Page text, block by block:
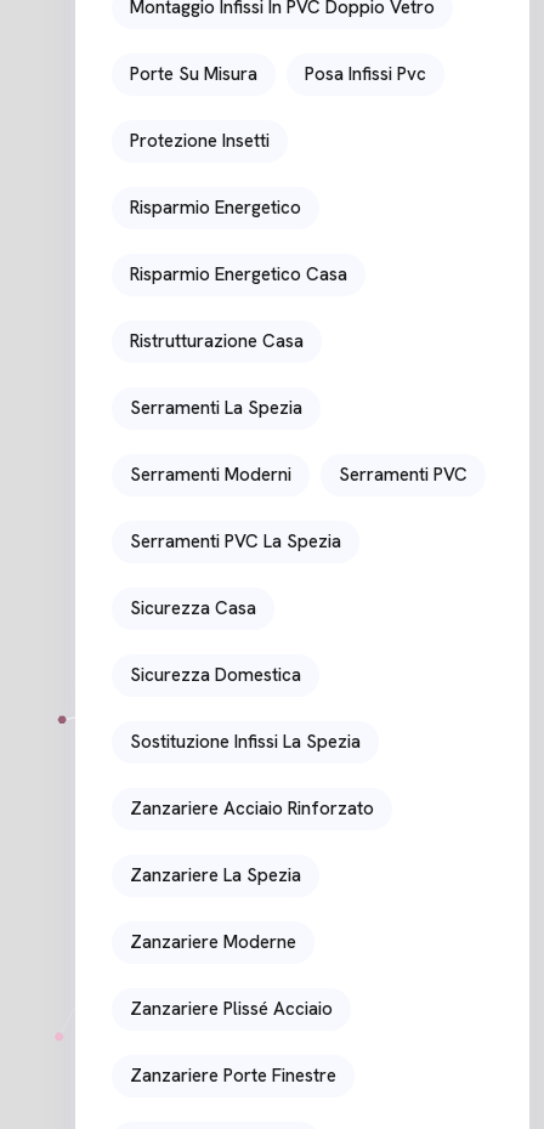
Montaggio Infissi In PVC Doppio Vetro
Porte Su Misura Posa Infissi Pvc
Protezione Insetti
Risparmio Energetico
Risparmio Energetico Casa
Ristrutturazione Casa
Serramenti La Spezia
Serramenti Moderni Serramenti PVC
Serramenti PVC La Spezia
Sicurezza Casa
Sicurezza Domestica
Sostituzione Infissi La Spezia
Zanzariere Acciaio Rinforzato
Zanzariere La Spezia
Zanzariere Moderne
Zanzariere Plissé Acciaio
Zanzariere Porte Finestre